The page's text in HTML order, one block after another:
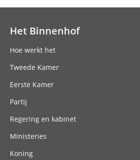
Het Binnenhof
Hoe werkt het
Tweede Kamer
Eerste Kamer
Partij
Regering en kabinet
Ministeries
Koning